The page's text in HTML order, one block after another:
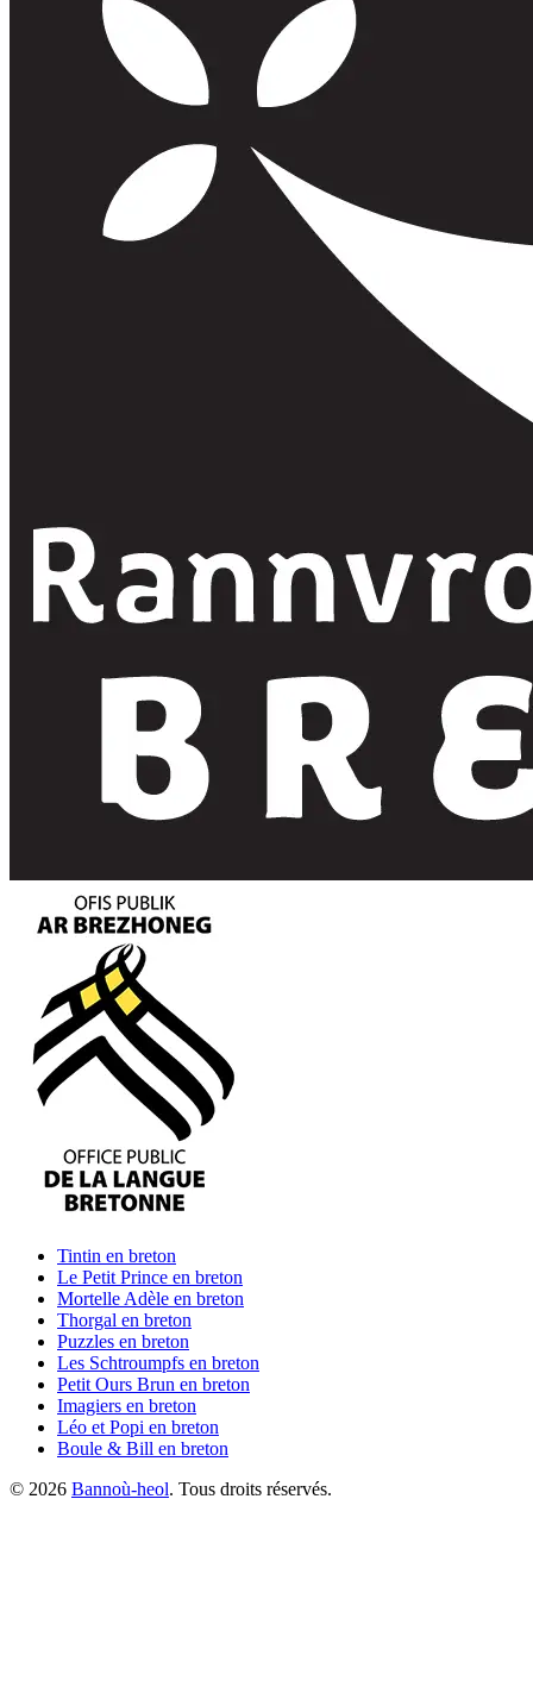
Tintin en breton
Le Petit Prince en breton
Mortelle Adèle en breton
Thorgal en breton
Puzzles en breton
Les Schtroumpfs en breton
Petit Ours Brun en breton
Imagiers en breton
Léo et Popi en breton
Boule & Bill en breton
© 2026 Bannoù-heol. Tous droits réservés.